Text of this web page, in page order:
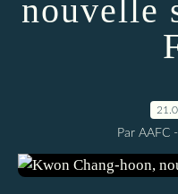
nouvelle
Par AAFC